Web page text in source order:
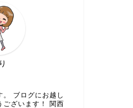
。 ブログにお越し
ございます！ 関西